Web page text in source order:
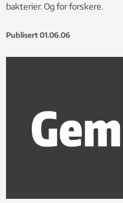
bakterier. Og for forskere.
Publisert 01.06.06